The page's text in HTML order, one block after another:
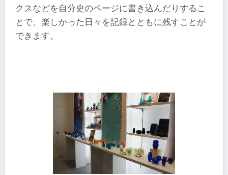
クスなどを自分史のページに書き込んだりするこ
とで、楽しかった日々を記録とともに残すことが
できます。